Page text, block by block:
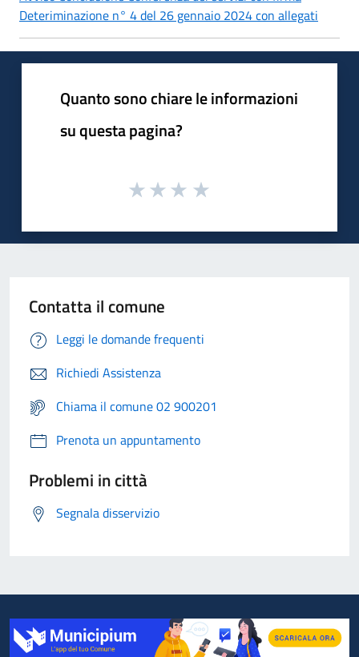
Deteriminazione n° 4 del 26 gennaio 2024 con allegati
Quanto sono chiare le informazioni
su questa pagina?
Contatta il comune
Leggi le domande frequenti
Richiedi Assistenza
Chiama il comune 02 900201
Prenota un appuntamento
Problemi in città
Segnala disservizio